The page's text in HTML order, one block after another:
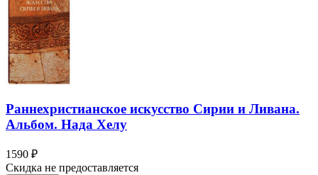
Раннехристианское искусство Сирии и Ливана.
Альбом. Нада Хелу
1590 ₽
Скидка не предоставляется